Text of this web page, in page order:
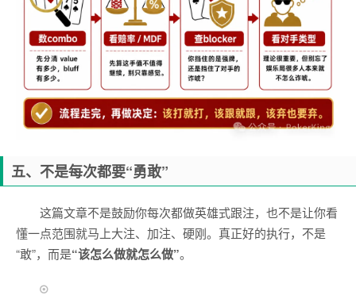
五、不是每次都要“勇敢”
这篇文章不是鼓励你每次都做英雄式跟注，也不是让你看
懂一点范围就马上大注、加注、硬刚。真正好的执行，不是
“敢”，而是“该怎么做就怎么做”。